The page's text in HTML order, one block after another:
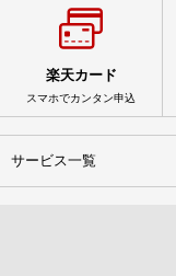
楽天カード
スマホでカンタン申込
サービス一覧